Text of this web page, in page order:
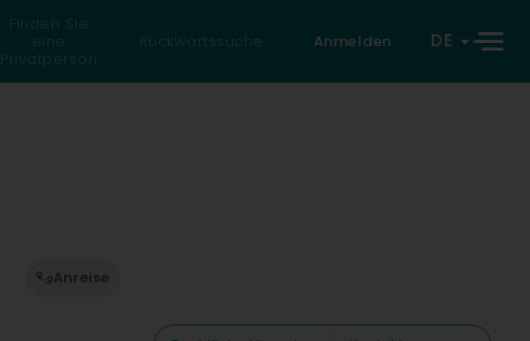
Finden Sie
eine
Privatperson
Rückwärtssuche Anmelden DE
Anreise